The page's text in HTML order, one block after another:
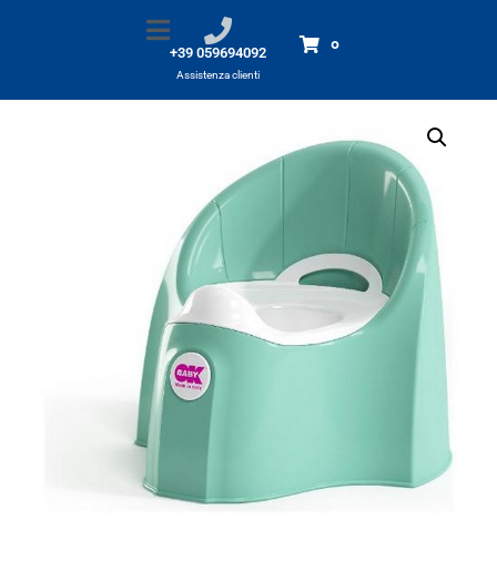
+39 059694092
Assistenza clienti
0
Prodotti Vasino Okbaby Pasha turchese